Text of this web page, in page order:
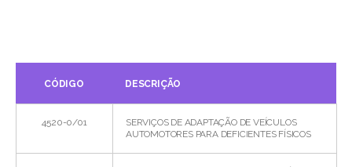
CÓDIGO DESCRIÇÃO
4520-0/01
SERVIÇOS DE ADAPTAÇÃO DE VEÍCULOS
AUTOMOTORES PARA DEFICIENTES FÍSICOS